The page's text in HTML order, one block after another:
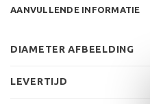
AANVULLENDE INFORMATIE
DIAMETER AFBEELDING
LEVERTIJD